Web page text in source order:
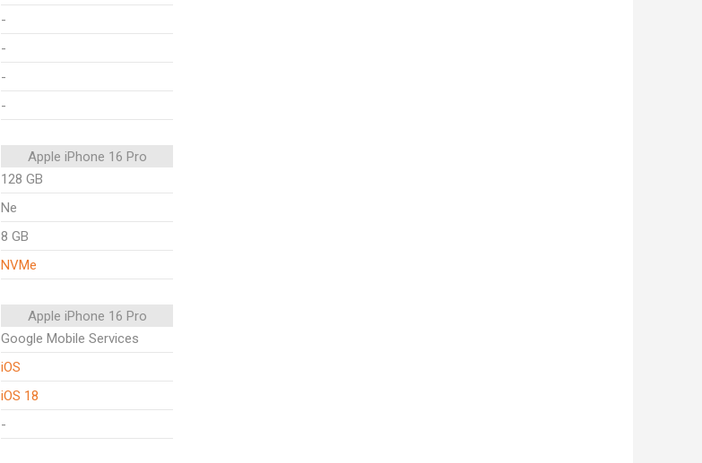
-
-
-
-
Apple iPhone 16 Pro
128 GB
Ne
8 GB
NVMe
Apple iPhone 16 Pro
Google Mobile Services
iOS
iOS 18
-